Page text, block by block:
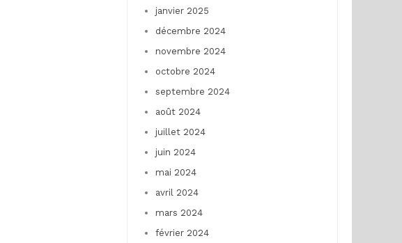
janvier 2025
décembre 2024
novembre 2024
octobre 2024
septembre 2024
août 2024
juillet 2024
juin 2024
mai 2024
avril 2024
mars 2024
février 2024